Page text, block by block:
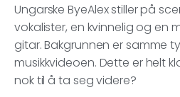
Ungarske ByeAlex stiller på
vokalister, en kvinnelig og en
gitar. Bakgrunnen er samme
musikkvideoen. Dette er helt
nok til å ta seg videre?